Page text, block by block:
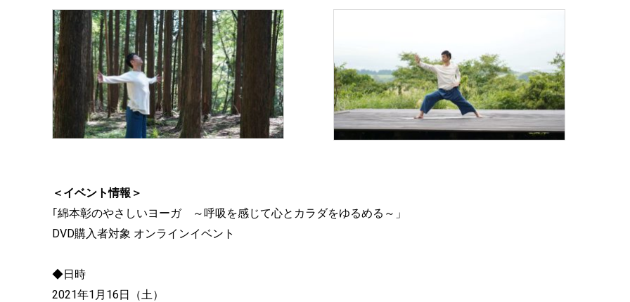
＜イベント情報＞
｢綿本彰のやさしいヨーガ ～呼吸を感じて心とカラダをゆるめる～」
DVD購入者対象 オンラインイベント
◆日時
2021年1月16日（土）